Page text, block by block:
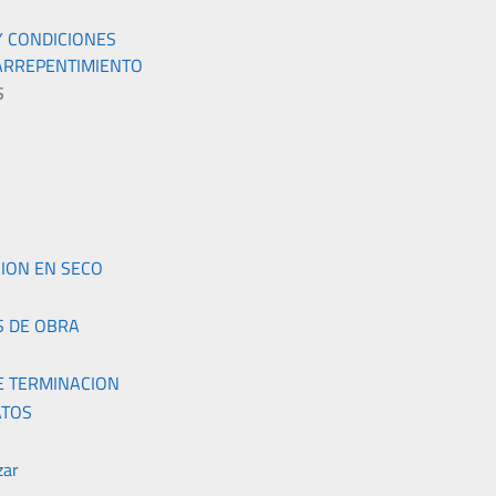
EN SECO
DE OBRA
TERMINACION